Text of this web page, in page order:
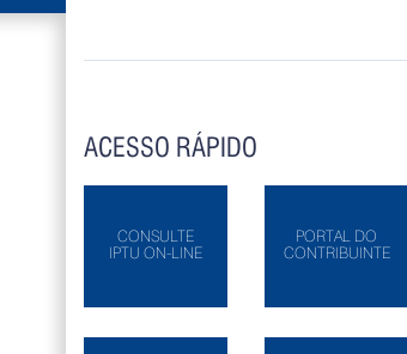
ACESSO RÁPIDO
CONSULTE
IPTU ON-LINE
PORTAL DO
CONTRIBUINTE